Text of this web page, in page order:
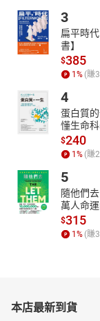
北對立的深層原因
▎工業革命與現代
在內戰結束後，美
富爾頓的創新、蒸
列強之一。書中還
討了戰後新秩序的
戰。
本書特色：本書為
哥倫布發現新大陸
苦辣。經過濃縮的
了解美國歷史的全
3
扁平時
書】
$385
1 % (賺3
4
蛋白質
懂生命
$240
1 % (賺2
5
隨他們
萬人命
書】
$315
1 % (賺3
本店最新到貨